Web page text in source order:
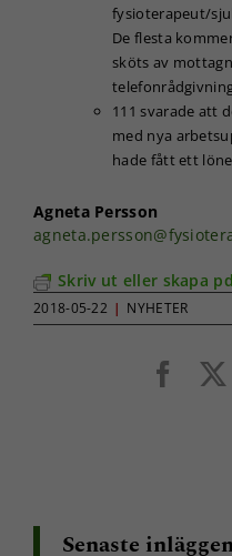
fysioterapeut/
De flesta
sköts av
111 svarade att
med nya
hade fått ett
Agneta Persson
Skriv ut eller skapa
2018-05-22 | NYHETER
Senaste